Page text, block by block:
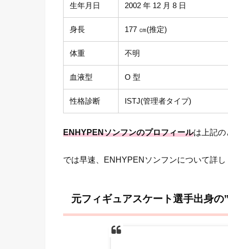
生年月日 2002 年 12 月 8 日
身長 177 ㎝(推定)
体重 不明
血液型 O 型
性格診断 ISTJ(管理者タイプ)
ENHYPENソンフンのプロフィールは上記
では早速、ENHYPENソンフンについて詳
元フィギュアスケート選手出身の